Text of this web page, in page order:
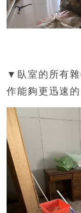
▼臥室的所有
作能夠更迅速